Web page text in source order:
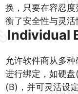
换，只要在容忍
衡了安全性与灵活
Individual
允许软件商从多
进行绑定，如硬
(B)，并可灵活设